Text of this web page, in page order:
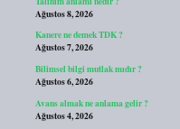
Ağustos 8, 2026
Kanere ne demek TDK ?
Ağustos 7, 2026
Bilimsel bilgi mutlak mıdır ?
Ağustos 6, 2026
Avans almak ne anlama gelir ?
Ağustos 4, 2026